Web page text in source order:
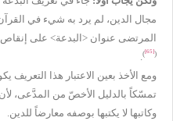
مجال الدين، لم يرد به شيء في القرآن
المرتضى عنوان <البدعة> على
(
[65]
)
ومع الأخذ بعين الاعتبار هذا
تمسّكاً بالدليل الأخصّ من المدَّعى،
وكاتبها لا يكتبها بوصفه معارضاً للدين.